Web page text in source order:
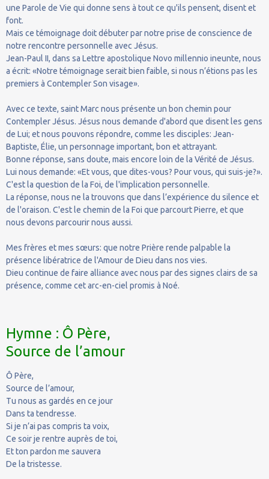
une Parole de Vie qui donne sens à tout ce qu'ils pensent, disent et
font.
Mais ce témoignage doit débuter par notre prise de conscience de
notre rencontre personnelle avec Jésus.
Jean-Paul II, dans sa Lettre apostolique Novo millennio ineunte, nous
a écrit: «Notre témoignage serait bien faible, si nous n’étions pas les
premiers à Contempler Son visage».
Avec ce texte, saint Marc nous présente un bon chemin pour
Contempler Jésus. Jésus nous demande d'abord que disent les gens
de Lui; et nous pouvons répondre, comme les disciples: Jean-
Baptiste, Élie, un personnage important, bon et attrayant.
Bonne réponse, sans doute, mais encore loin de la Vérité de Jésus.
Lui nous demande: «Et vous, que dites-vous? Pour vous, qui suis-je?».
C'est la question de la Foi, de l'implication personnelle.
La réponse, nous ne la trouvons que dans l’expérience du silence et
de l'oraison. C'est le chemin de la Foi que parcourt Pierre, et que
nous devons parcourir nous aussi.
Mes frères et mes sœurs: que notre Prière rende palpable la
présence libératrice de l'Amour de Dieu dans nos vies.
Dieu continue de faire alliance avec nous par des signes clairs de sa
présence, comme cet arc-en-ciel promis à Noé.
Hymne : Ô Père,
Source de l’amour
Ô Père,
Source de l’amour,
Tu nous as gardés en ce jour
Dans ta tendresse.
Si je n’ai pas compris ta voix,
Ce soir je rentre auprès de toi,
Et ton pardon me sauvera
De la tristesse.